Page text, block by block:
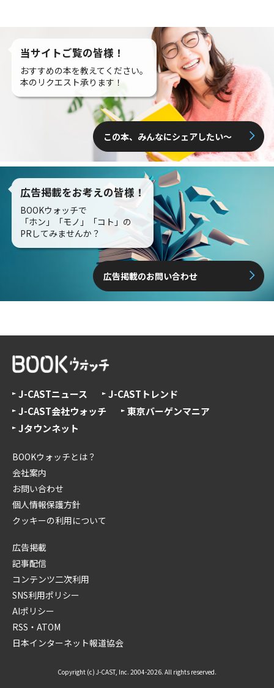
当サイトご覧の皆様！
おすすめの本を教えてください。
本のリクエスト承ります！
この本、みんなにシェアしたい〜
広告掲載をお考えの皆様！
BOOKウォッチで
「ホン」「モノ」「コト」の
PRしてみませんか？
広告掲載のお問い合わせ
J-CASTニュース
J-CASTトレンド
J-CAST会社ウォッチ
東京バーゲンマニア
Jタウンネット
BOOKウォッチとは？
会社案内
お問い合わせ
個人情報保護方針
クッキーの利用について
広告掲載
記事配信
コンテンツ二次利用
SNS利用ポリシー
AIポリシー
RSS・ATOM
日本インターネット報道協会
Copyright (c) J-CAST, Inc. 2004-2026. All rights reserved.